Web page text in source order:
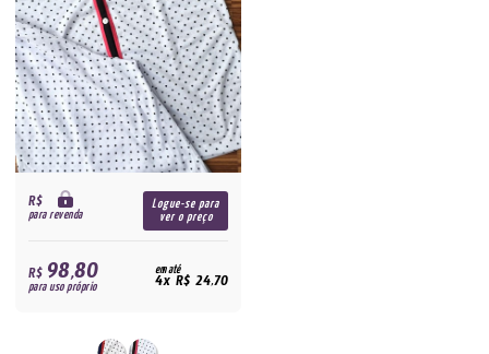
R$
para revenda
Logue-se para
ver o preço
R$98,80
para uso próprio
em até
4x R$ 24,70